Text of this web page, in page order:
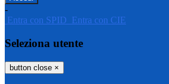
-
Entra con SPID Entra con CIE
Seleziona utente
button close ×